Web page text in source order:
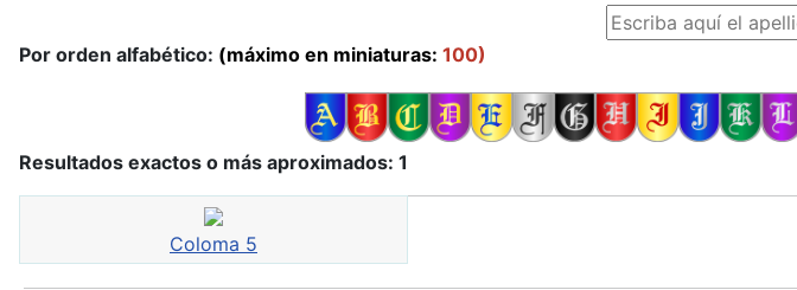
Por orden alfabético: (máximo en miniaturas: 100)
Resultados exactos o más aproximados: 1
Coloma 5